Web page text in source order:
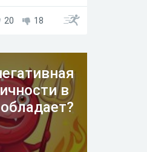
негативный
же говорить о
жадность.
20 18
в